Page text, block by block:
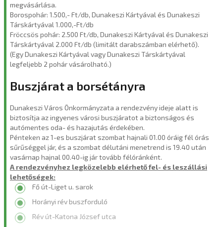
megvásárlása.
Borospohár: 1.500,- Ft/db, Dunakeszi Kártyával és Dunakeszi
Társkártyával 1.000,-Ft/db
Fröccsös pohár: 2.500 Ft/db, Dunakeszi Kártyával és Dunakeszi
Társkártyával 2.000 Ft/db (limitált darabszámban elérhető).
(Egy Dunakeszi Kártyával vagy Dunakeszi Társkártyával
legfeljebb 2 pohár vásárolható.)
Buszjárat a borsétányra
Dunakeszi Város Önkormányzata a rendezvény ideje alatt is
biztosítja az ingyenes városi buszjáratot a biztonságos és
autómentes oda- és hazajutás érdekében.
Pénteken az 1-es buszjárat szombat hajnali 01.00 óráig fél órás
sűrűséggel jár, és a szombat délutáni menetrend is 19.40 után
vasárnap hajnal 00.40-ig jár tovább félóránként.
A rendezvényhez legközelebb elérhető fel- és leszállási
lehetőségek:
Fő út-Liget u. sarok
Horányi rév buszforduló
Rév út-Katona József utca